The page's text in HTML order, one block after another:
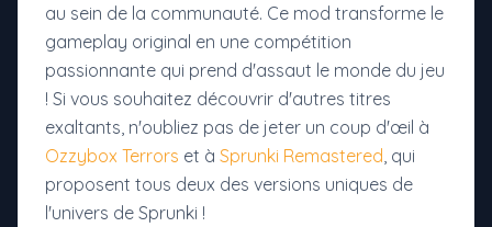
au sein de la communauté. Ce mod transforme le
gameplay original en une compétition
passionnante qui prend d'assaut le monde du jeu
! Si vous souhaitez découvrir d'autres titres
exaltants, n'oubliez pas de jeter un coup d'œil à
Ozzybox Terrors et à Sprunki Remastered, qui
proposent tous deux des versions uniques de
l'univers de Sprunki !